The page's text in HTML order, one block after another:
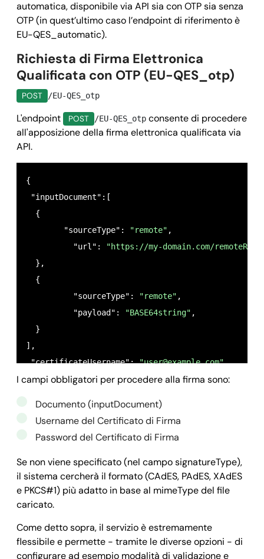
automatica, disponibile via API sia con OTP sia senza
OTP (in quest’ultimo caso l’endpoint di riferimento è
EU-QES_automatic).
Richiesta di Firma Elettronica
Qualificata con OTP (EU-QES_otp)
POST /EU-QES_otp
L'endpoint POST /EU-QES_otpconsente di procedere
all'apposizione della firma elettronica qualificata via
API.
{
"inputDocument":[
  {
  	"sourceType":
"remote" ,
	  "url":
"https://my-domain.com/
  },
  {
	  "sourceType":
"remote" ,
	  "payload":
"BASE64string" ,
  }
],
"certificateUsername": "user@example.com",
"certificatePassword": "password123",
"description": "Firma PAdES di un file remoto e
I campi obbligatori per procedere alla firma sono:
Documento (inputDocument)
Username del Certificato di Firma
Password del Certificato di Firma
Se non viene specificato (nel campo signatureType),
il sistema cercherà il formato (CAdES, PAdES, XAdES
e PKCS#1) più adatto in base al mimeType del file
caricato.
Come detto sopra, il servizio è estremamente
flessibile e permette - tramite le diverse opzioni - di
configurare ad esempio modalità di validazione e